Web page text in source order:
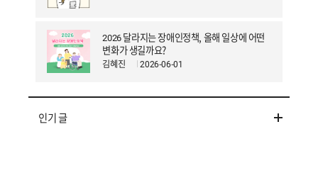
2026 달라지는 장애인정책, 올해 일상에 어떤
변화가 생길까요?
김혜진 2026-06-01
인기 글